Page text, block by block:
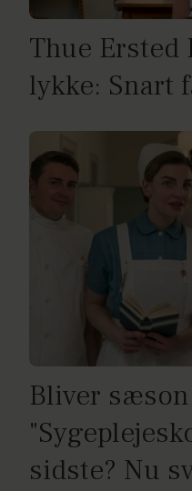
Thue Ersted
lykke: Snart
Bliver
sidste? Nu